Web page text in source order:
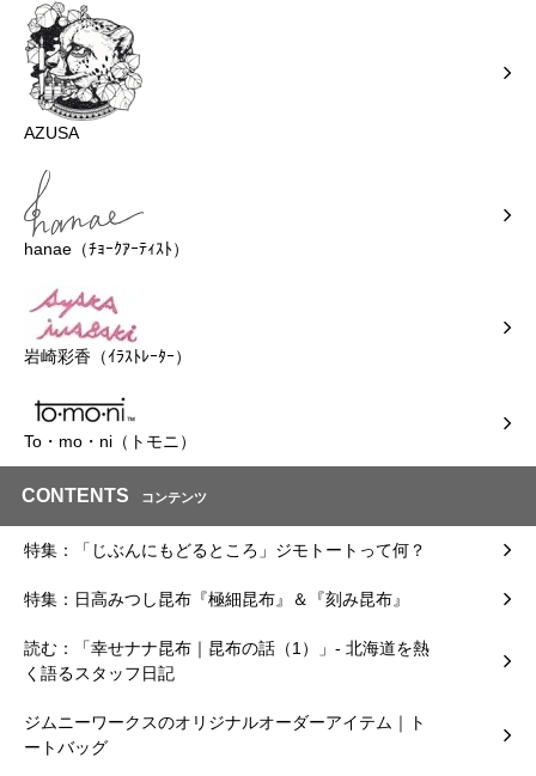
AZUSA
hanae（ﾁｮｰｸｱｰﾃｨｽﾄ）
岩崎彩香（ｲﾗｽﾄﾚｰﾀｰ）
To・mo・ni（トモニ）
CONTENTS コンテンツ
特集：「じぶんにもどるところ」ジモトートって何？
特集：日高みつし昆布『極細昆布』＆『刻み昆布』
読む：「幸せナナ昆布｜昆布の話（1）」- 北海道を熱
く語るスタッフ日記
ジムニーワークスのオリジナルオーダーアイテム｜ト
ートバッグ